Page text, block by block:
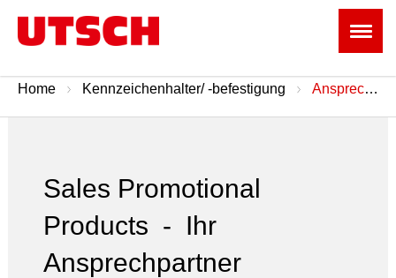
Home Kennzeichenhalter/ -befestigung Ansprechpartner
Sales Promotional
Products - Ihr
Ansprechpartner